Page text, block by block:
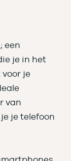
een
je in het
je
van
je telefoon